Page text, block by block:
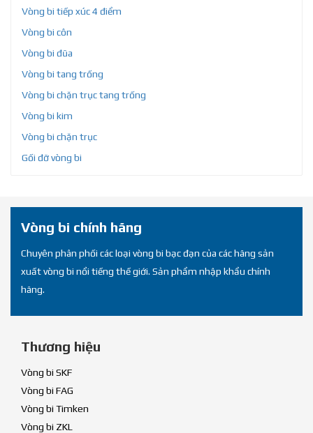
Vòng bi tiếp xúc 4 điểm
Vòng bi côn
Vòng bi đũa
Vòng bi tang trống
Vòng bi chặn trục tang trống
Vòng bi kim
Vòng bi chặn trục
Gối đỡ vòng bi
Vòng bi chính hãng
Chuyên phân phối các loại vòng bi bạc đạn của các hãng sản
xuất vòng bi nổi tiếng thế giới. Sản phẩm nhập khẩu chính
hãng.
Thương hiệu
Vòng bi SKF
Vòng bi FAG
Vòng bi Timken
Vòng bi ZKL